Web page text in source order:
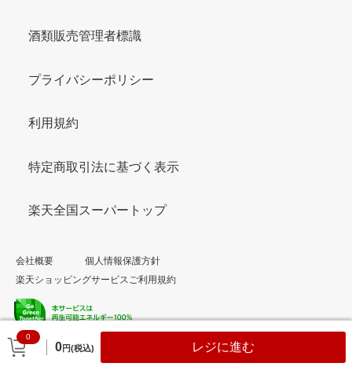
0
0円(税込) レジに進む
酒類販売管理者標識
プライバシーポリシー
利用規約
特定商取引法に基づく表示
楽天全国スーパートップ
会社概要
個人情報保護方針
楽天ショッピングサービスご利用規約
© Rakuten Group, Inc.